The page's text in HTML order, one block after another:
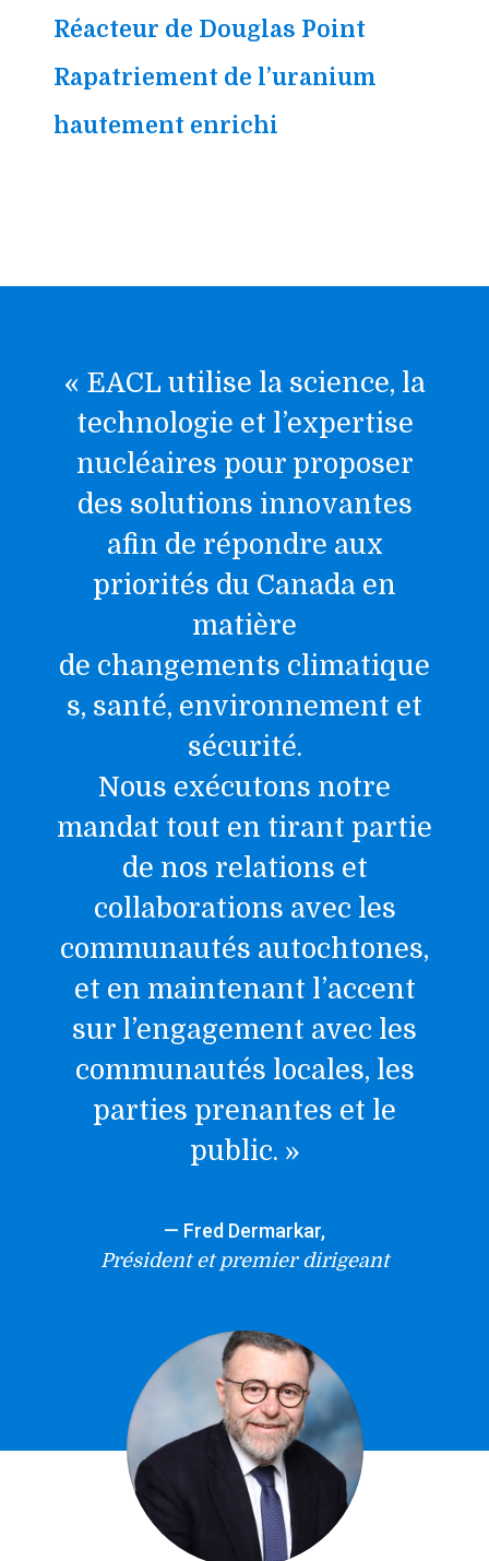
Réacteur de Douglas Point
Rapatriement de l’uranium
hautement enrichi
« EACL utilise la science, la
technologie et l’expertise
nucléaires pour proposer
des solutions innovantes
afin de répondre aux
priorités du Canada en
matière
de changements climatique
s, santé, environnement et
sécurité.
Nous exécutons notre
mandat tout en tirant partie
de nos relations et
collaborations avec les
communautés autochtones,
et en maintenant l’accent
sur l’engagement avec les
communautés locales, les
parties prenantes et le
public. »
— Fred Dermarkar,
Président et premier dirigeant